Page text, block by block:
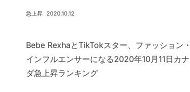
Bebe RexhaとTikTokスター、ファッション・
インフルエンサーになる2020年10月11日カナ
ダ急上昇ランキング
2020.10.12
急上昇